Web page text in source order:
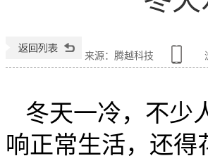
来源：腾越科技
冬天一冷，不少
响正常生活，还得